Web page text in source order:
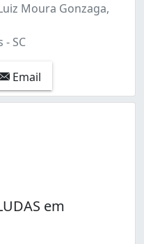
Moura Gonzaga,
- SC
Email
em